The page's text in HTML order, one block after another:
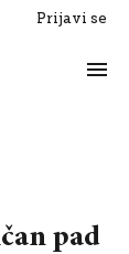
Prijavi se
pad